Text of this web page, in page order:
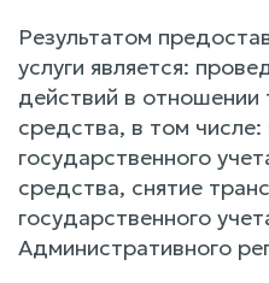
Результатом
услуги является:
действий в отношении
средства, в том
государственного
средства, снятие
государственного
Административного